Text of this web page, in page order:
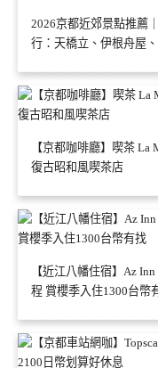
2026京都近郊景點推薦
行：天橋立、伊根舟屋
【京都咖啡廳】喫茶 La
復古昭和風喫茶店
【近江八幡住宿】Az
程 賞櫻季入住1300台幣